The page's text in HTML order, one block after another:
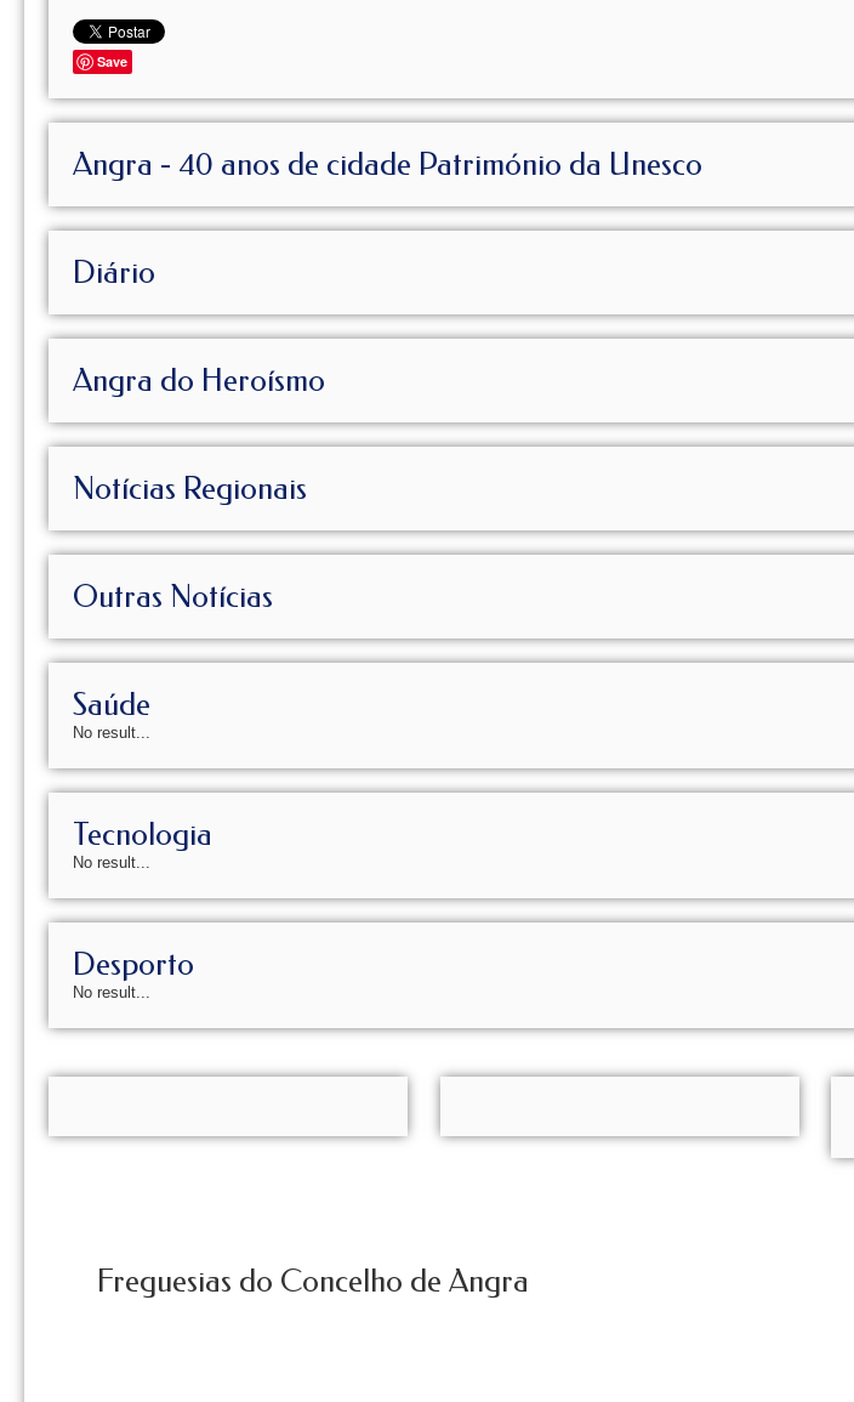
Save
Angra - 40 anos de cidade Património da Unesco
Diário
Angra do Heroísmo
Notícias Regionais
Outras Notícias
Saúde
No result...
Tecnologia
No result...
Desporto
No result...
Freguesias do Concelho de Angra